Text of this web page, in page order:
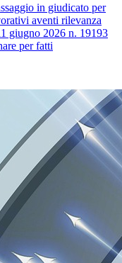
in giudicato per
aventi rilevanza
giugno 2026 n. 19193
per fatti